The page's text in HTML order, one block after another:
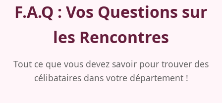
F.A.Q : Vos Questions sur
les Rencontres
Tout ce que vous devez savoir pour trouver des
célibataires dans votre département !